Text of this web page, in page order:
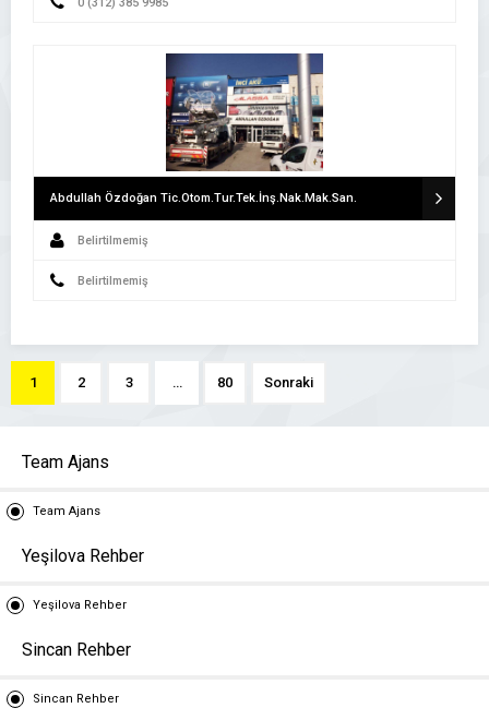
Abdullah Özdoğan Tic.Otom.Tur.Tek.İnş.Nak.Mak.San.
Belirtilmemiş
Belirtilmemiş
1 2 3 … 80 Sonraki
Team Ajans
Team Ajans
Yeşilova Rehber
Yeşilova Rehber
Sincan Rehber
Sincan Rehber